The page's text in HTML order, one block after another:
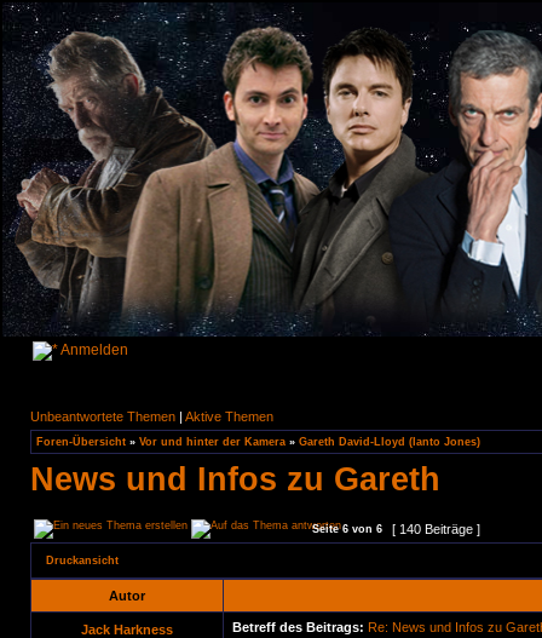
Anmelden
Unbeantwortete Themen | Aktive Themen
Foren-Übersicht » Vor und hinter der Kamera » Gareth David-Lloyd (Ianto Jones)
News und Infos zu Gareth
Seite6 von 6 [ 140 Beiträge ]
Druckansicht
Autor
Jack Harkness Betreff des Beitrags: Re: News und Infos zu